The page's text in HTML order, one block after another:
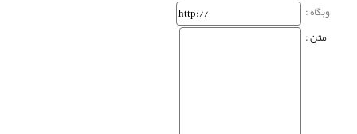
وبگاه‌ :
متن :